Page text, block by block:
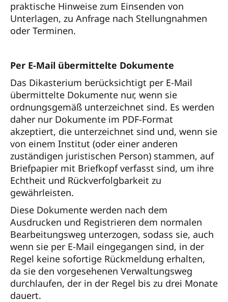
praktische Hinweise zum Einsenden von
Unterlagen, zu Anfrage nach Stellungnahmen
oder Terminen.
Per E-Mail übermittelte Dokumente
Das Dikasterium berücksichtigt per E-Mail
übermittelte Dokumente nur, wenn sie
ordnungsgemäß unterzeichnet sind. Es werden
daher nur Dokumente im PDF-Format
akzeptiert, die unterzeichnet sind und, wenn sie
von einem Institut (oder einer anderen
zuständigen juristischen Person) stammen, auf
Briefpapier mit Briefkopf verfasst sind, um ihre
Echtheit und Rückverfolgbarkeit zu
gewährleisten.
Diese Dokumente werden nach dem
Ausdrucken und Registrieren dem normalen
Bearbeitungsweg unterzogen, sodass sie, auch
wenn sie per E-Mail eingegangen sind, in der
Regel keine sofortige Rückmeldung erhalten,
da sie den vorgesehenen Verwaltungsweg
durchlaufen, der in der Regel bis zu drei Monate
dauert.